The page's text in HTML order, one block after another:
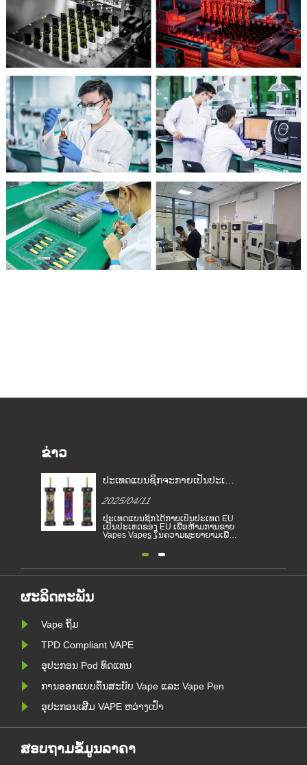
ຂ່າວ
ປະເທດແບນຊິກຈະກາຍເປັນປະເທດ
EU
2025/04/11
ປະເທດແບນຊິກໄດ້ກາຍເປັນປະເທດ EU
ເປັນປະເທດຂອງ EU ເພື່ອຫ້າມການຂາຍ
Vapes Vapes ໃນຄວາມພະຍາຍາມເພື່ອ
ປົກປ້ອງສິ່ງແວດລ້ອມ. ການຂາຍຢາສູບເອ
ເທດແບນຊິກກ່ຽວກັບພື້ນທີ່ສຸຂະພາບແລະ
ສິ່ງແວດລ້ອມຕັ້ງແຕ່ວັນທີ 1 ມັງກອນ. ການ
ຜະລິດຕະພັນ
Vape ຖິ້ມ
TPD Compliant VAPE
ອຸປະກອນ Pod ທົດແທນ
ການອອກແບບຕົ້ນສະບັບ Vape ແລະ Vape Pen
ອຸປະກອນເສີມ VAPE ຫວ່າງເປົ່າ
ສອບຖາມຂໍ້ມູນລາຄາ